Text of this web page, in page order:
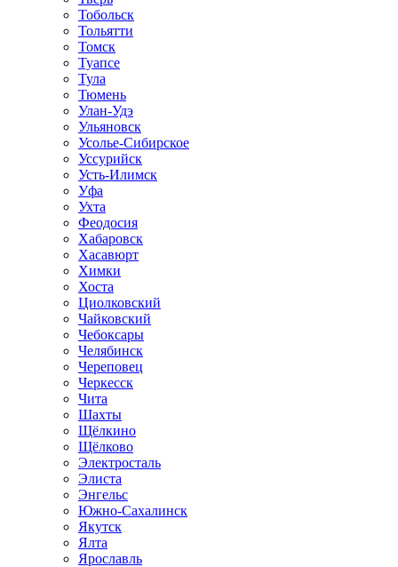
Тобольск
Тольятти
Томск
Туапсе
Тула
Тюмень
Улан-Удэ
Ульяновск
Усолье-Сибирское
Уссурийск
Усть-Илимск
Уфа
Ухта
Феодосия
Хабаровск
Хасавюрт
Химки
Хоста
Циолковский
Чайковский
Чебоксары
Челябинск
Череповец
Черкесск
Чита
Шахты
Щёлкино
Щёлково
Электросталь
Элиста
Энгельс
Южно-Сахалинск
Якутск
Ялта
Ярославль